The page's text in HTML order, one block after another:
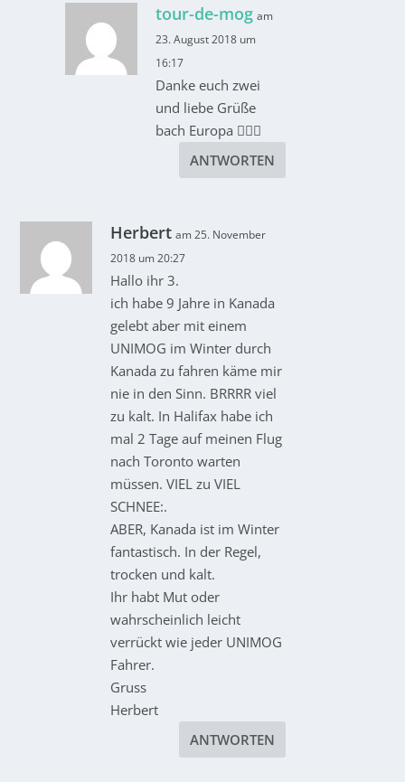
tour-de-mog am
23. August 2018 um
16:17
Danke euch zwei
und liebe Grüße
bach Europa 👍🏻😊
ANTWORTEN
Herbert am 25. November
2018 um 20:27
Hallo ihr 3.
ich habe 9 Jahre in Kanada
gelebt aber mit einem
UNIMOG im Winter durch
Kanada zu fahren käme mir
nie in den Sinn. BRRRR viel
zu kalt. In Halifax habe ich
mal 2 Tage auf meinen Flug
nach Toronto warten
müssen. VIEL zu VIEL
SCHNEE:.
ABER, Kanada ist im Winter
fantastisch. In der Regel,
trocken und kalt.
Ihr habt Mut oder
wahrscheinlich leicht
verrückt wie jeder UNIMOG
Fahrer.
Gruss
Herbert
ANTWORTEN